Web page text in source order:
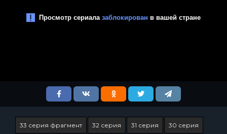
33 серия фрагмент 32 серия 31 серия 30 серия